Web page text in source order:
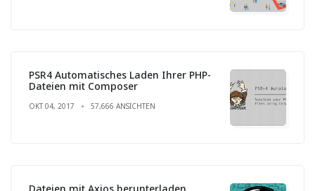
PSR4 Automatisches Laden Ihrer PHP-
Dateien mit Composer
OKT 04, 2017 57,666 ANSICHTEN